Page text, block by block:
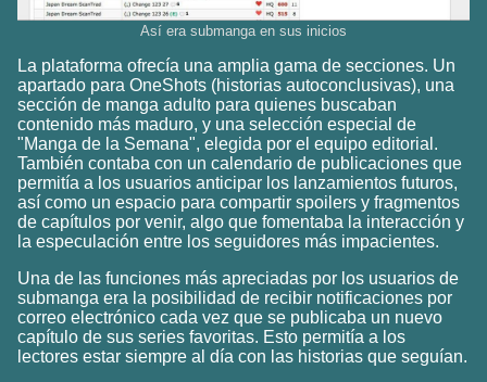
Así era submanga en sus inicios
La plataforma ofrecía una amplia gama de secciones. Un
apartado para OneShots (historias autoconclusivas), una
sección de manga adulto para quienes buscaban
contenido más maduro, y una selección especial de
"Manga de la Semana", elegida por el equipo editorial.
También contaba con un calendario de publicaciones que
permitía a los usuarios anticipar los lanzamientos futuros,
así como un espacio para compartir spoilers y fragmentos
de capítulos por venir, algo que fomentaba la interacción y
la especulación entre los seguidores más impacientes.
Una de las funciones más apreciadas por los usuarios de
submanga era la posibilidad de recibir notificaciones por
correo electrónico cada vez que se publicaba un nuevo
capítulo de sus series favoritas. Esto permitía a los
lectores estar siempre al día con las historias que seguían.